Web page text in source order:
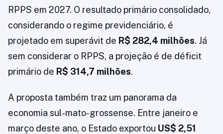
RPPS em 2027. O resultado primário consolidado,
considerando o regime previdenciário, é
projetado em superávit de R$ 282,4 milhões. Já
sem considerar o RPPS, a projeção é de déficit
primário de R$ 314,7 milhões.
A proposta também traz um panorama da
economia sul-mato-grossense. Entre janeiro e
março deste ano, o Estado exportou US$ 2,51